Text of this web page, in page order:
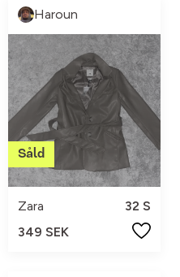
Haroun
Zara
32 S
349 SEK